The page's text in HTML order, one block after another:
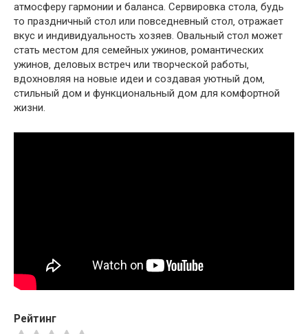
атмосферу гармонии и баланса. Сервировка стола‚ будь
то праздничный стол или повседневный стол‚ отражает
вкус и индивидуальность хозяев. Овальный стол может
стать местом для семейных ужинов‚ романтических
ужинов‚ деловых встреч или творческой работы‚
вдохновляя на новые идеи и создавая уютный дом‚
стильный дом и функциональный дом для комфортной
жизни.
Рейтинг